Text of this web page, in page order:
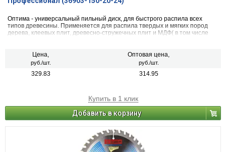
Оптима - универсальный пильный диск, для быстрого распила всех
типов древесины. Применяется для распила твердых и мягких пород
дерева, клеевых плит, древесно-стружечных плит и МДФ( в том числе
Цена,
руб./шт.
Оптовая цена,
руб./шт.
329.83 314.95
Купить в 1 клик
Добавить в корзину